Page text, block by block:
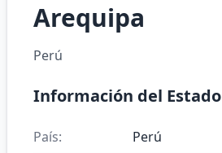
Arequipa
Perú
Información del Estado
País: Perú